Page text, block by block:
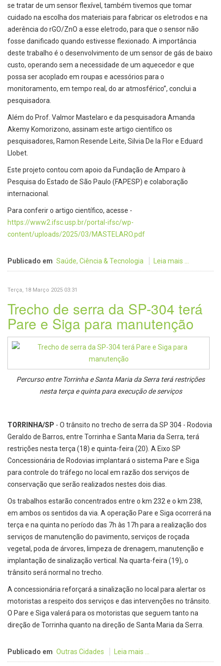
se tratar de um sensor flexível, também tivemos que tomar
cuidado na escolha dos materiais para fabricar os eletrodos e na
aderência do rGO/ZnO a esse eletrodo, para que o sensor não
fosse danificado quando estivesse flexionado. A importância
deste trabalho é o desenvolvimento de um sensor de gás de baixo
custo, operando sem a necessidade de um aquecedor e que
possa ser acoplado em roupas e acessórios para o
monitoramento, em tempo real, do ar atmosférico”, conclui a
pesquisadora.
Além do Prof. Valmor Mastelaro e da pesquisadora Amanda
Akemy Komorizono, assinam este artigo científico os
pesquisadores, Ramon Resende Leite, Silvia De la Flor e Eduard
Llobet.
Este projeto contou com apoio da Fundação de Amparo à
Pesquisa do Estado de São Paulo (FAPESP) e colaboração
internacional.
Para conferir o artigo científico, acesse -
https://www2.ifsc.usp.br/portal-ifsc/wp-
content/uploads/2025/03/MASTELARO.pdf
Publicado em Saúde, Ciência & Tecnologia Leia mais ...
Terça, 18 Março 2025 03:31
Trecho de serra da SP-304 terá
Pare e Siga para manutenção
Percurso entre Torrinha e Santa Maria da Serra terá restrições
nesta terça e quinta para execução de serviços
TORRINHA/SP - O trânsito no trecho de serra da SP 304 - Rodovia
Geraldo de Barros, entre Torrinha e Santa Maria da Serra, terá
restrições nesta terça (18) e quinta-feira (20). A Eixo SP
Concessionária de Rodovias implantará o sistema Pare e Siga
para controle do tráfego no local em razão dos serviços de
conservação que serão realizados nestes dois dias.
Os trabalhos estarão concentrados entre o km 232 e o km 238,
em ambos os sentidos da via. A operação Pare e Siga ocorrerá na
terça e na quinta no período das 7h às 17h para a realização dos
serviços de manutenção do pavimento, serviços de roçada
vegetal, poda de árvores, limpeza de drenagem, manutenção e
implantação de sinalização vertical. Na quarta-feira (19), o
trânsito será normal no trecho.
A concessionária reforçará a sinalização no local para alertar os
motoristas a respeito dos serviços e das intervenções no trânsito.
O Pare e Siga valerá para os motoristas que seguem tanto na
direção de Torrinha quanto na direção de Santa Maria da Serra.
Publicado em Outras Cidades Leia mais ...